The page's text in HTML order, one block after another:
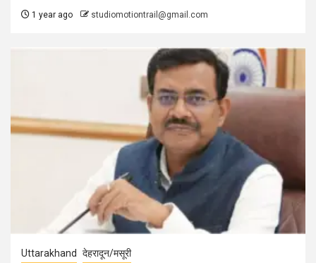
1 year ago studiomotiontrail@gmail.com
Uttarakhand देहरादून/मसूरी